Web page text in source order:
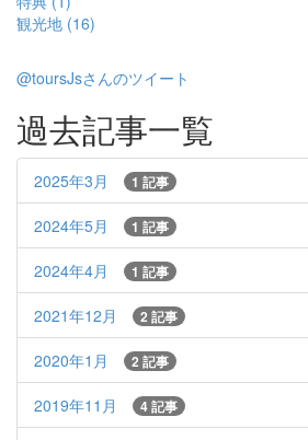
観光地 (16)
@toursJsさんのツイート
過去記事一覧
2025年3月 1 記事
2024年5月 1 記事
2024年4月 1 記事
2021年12月 2 記事
2020年1月 2 記事
2019年11月 4 記事